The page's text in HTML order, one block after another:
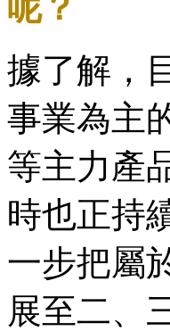
據了解，
事業為主
等主力產
時也正持
一步把屬
展至二、